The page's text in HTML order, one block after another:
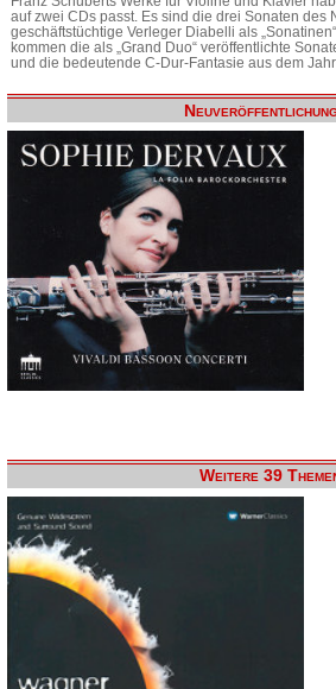
auf zwei CDs passt. Es sind die drei Sonaten des
geschäftstüchtige Verleger Diabelli als
kommen die als „Grand Duo“ veröffentlichte
und die bedeutende C-Dur-Fantasie aus dem Jahr
Weitere 39